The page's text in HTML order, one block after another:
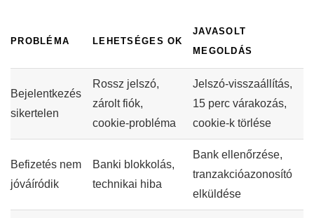
PROBLÉMA LEHETSÉGES OK
JAVASOLT
MEGOLDÁS
Bejelentkezés
sikertelen
Rossz jelszó,
zárolt fiók,
cookie-probléma
Jelszó-visszaállítás,
15 perc várakozás,
cookie-k törlése
Befizetés nem
jóváíródik
Banki blokkolás,
technikai hiba
Bank ellenőrzése,
tranzakcióazonosító
elküldése